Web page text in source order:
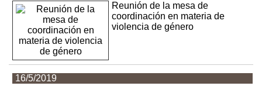
Reunión de la mesa de
coordinación en materia de
violencia de género
16/5/2019